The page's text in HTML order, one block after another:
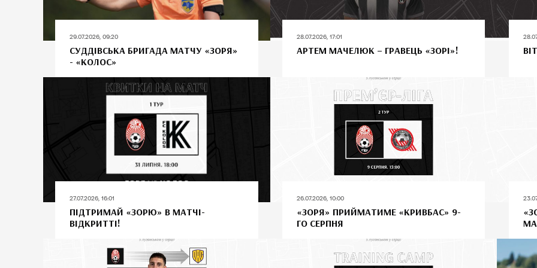
29.07.2026, 09:20
СУДДІВСЬКА БРИГАДА МАТЧУ «ЗОРЯ»
- «КОЛОС»
28.07.2026, 17:01
АРТЕМ МАЧЕЛЮК – ГРАВЕЦЬ «ЗОРІ»!
27.07.2026, 16:01
ПІДТРИМАЙ «ЗОРЮ» В МАТЧІ-
ВІДКРИТТІ!
26.07.2026, 10:00
«ЗОРЯ» ПРИЙМАТИМЕ «КРИВБАС» 9-
ГО СЕРПНЯ